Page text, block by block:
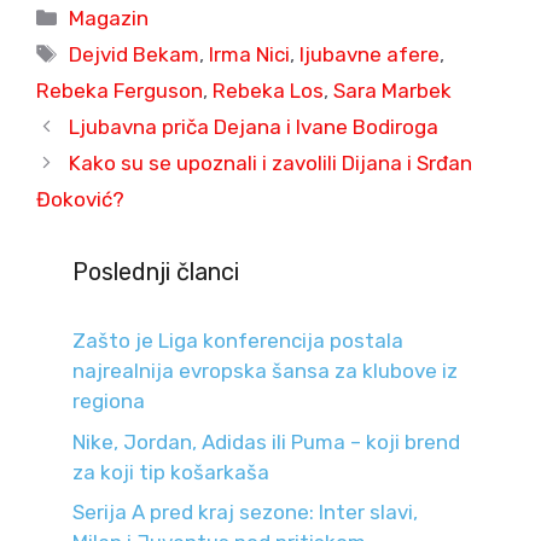
Categories
Magazin
Tags
Dejvid Bekam, Irma Nici, ljubavne afere,
Rebeka Ferguson, Rebeka Los, Sara Marbek
Ljubavna priča Dejana i Ivane Bodiroga
Kako su se upoznali i zavolili Dijana i Srđan
Đoković?
Poslednji članci
Zašto je Liga konferencija postala
najrealnija evropska šansa za klubove iz
regiona
Nike, Jordan, Adidas ili Puma – koji brend
za koji tip košarkaša
Serija A pred kraj sezone: Inter slavi,